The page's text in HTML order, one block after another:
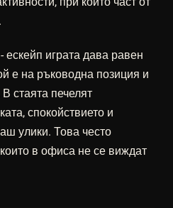
играта дава равен
е на ръководна позиция и
стаята печелят
спокойствието и
улики. Това често
в офиса не се виждат